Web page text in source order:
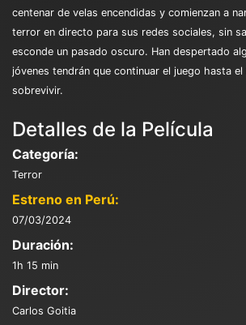
centenar de velas encendidas y comienzan a
terror en directo para sus redes sociales, sin
esconde un pasado oscuro. Han despertado
jóvenes tendrán que continuar el juego hasta
sobrevivir.
Detalles de la Película
Categoría:
Terror
Estreno en Perú:
07/03/2024
Duración:
1h 15 min
Director:
Carlos Goitia